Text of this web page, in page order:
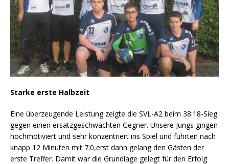
Starke erste Halbzeit
Eine überzeugende Leistung zeigte die SVL-A2 beim 38:18-Sieg
gegen einen ersatzgeschwächten Gegner. Unsere Jungs gingen
hochmotiviert und sehr konzentriert ins Spiel und führten nach
knapp 12 Minuten mit 7:0,erst dann gelang den Gästen der
erste Treffer. Damit war die Grundlage gelegt für den Erfolg